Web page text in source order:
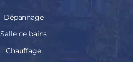
Dépannage
Salle de bains
Chauffage